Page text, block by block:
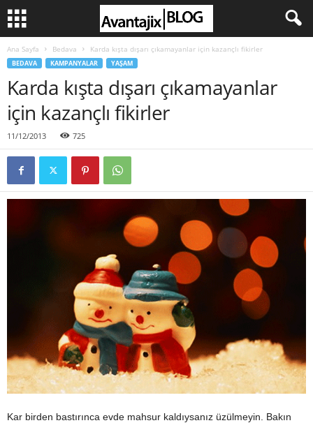
Ana Sayfa Bedava Karda kışta dışarı çıkamayanlar için kazançlı fikirler
BEDAVA KAMPANYALAR YAŞAM
Karda kışta dışarı çıkamayanlar
için kazançlı fikirler
11/12/2013 725
Kar birden bastırınca evde mahsur kaldıysanız üzülmeyin. Bakın